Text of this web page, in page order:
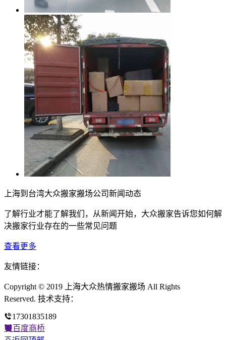
上海到台湾大众搬家搬场公司新闻动态
了解行业才能了解我们，从新闻开始，大众搬家告诉您如何解
决搬家行业存在的一些常见问题
查看更多
友情链接：
Copyright © 2019 上海大众热情搬家搬场 All Rights
Reserved. 技术支持：
17301835189
百度商桥